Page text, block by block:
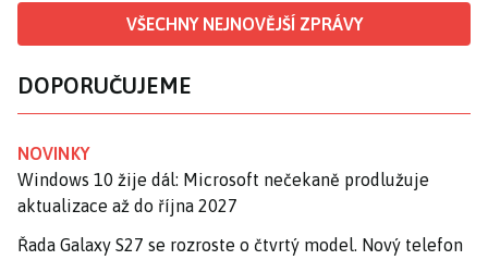
VŠECHNY NEJNOVĚJŠÍ ZPRÁVY
DOPORUČUJEME
NOVINKY
Windows 10 žije dál: Microsoft nečekaně prodlužuje
aktualizace až do října 2027
Řada Galaxy S27 se rozroste o čtvrtý model. Nový telefon